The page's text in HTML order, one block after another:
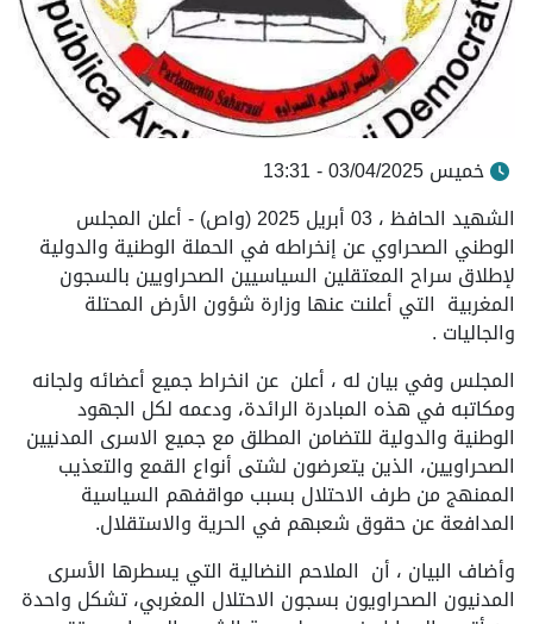
خميس 03/04/2025 - 13:31
الشهيد الحافظ ، 03 أبريل 2025 (واص) - أعلن المجلس
الوطني الصحراوي عن إنخراطه في الحملة الوطنية والدولية
لإطلاق سراح المعتقلين السياسيين الصحراويين بالسجون
المغربية التي أعلنت عنها وزارة شؤون الأرض المحتلة
والجاليات .
المجلس وفي بيان له ، أعلن عن انخراط جميع أعضائه ولجانه
ومكاتبه في هذه المبادرة الرائدة، ودعمه لكل الجهود
الوطنية والدولية للتضامن المطلق مع جميع الاسرى المدنيين
الصحراويين، الذين يتعرضون لشتى أنواع القمع والتعذيب
الممنهج من طرف الاحتلال بسبب مواقفهم السياسية
المدافعة عن حقوق شعبهم في الحرية والاستقلال.
وأضاف البيان ، أن الملاحم النضالية التي يسطرها الأسرى
المدنيون الصحراويون بسجون الاحتلال المغربي، تشكل واحدة